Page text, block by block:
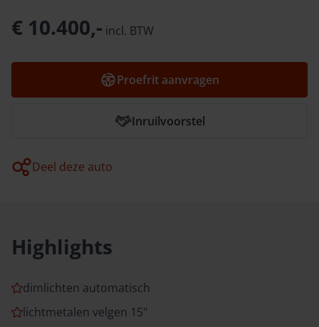
€ 10.400,- incl. BTW
Proefrit aanvragen
Inruilvoorstel
Deel deze auto
Highlights
dimlichten automatisch
lichtmetalen velgen 15"